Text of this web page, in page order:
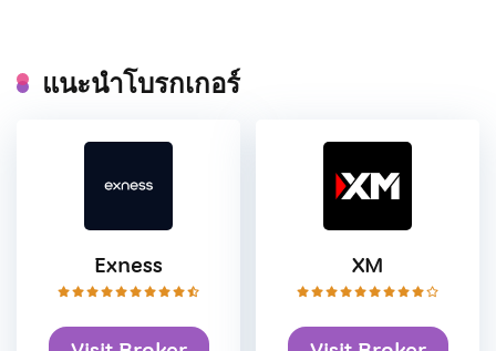
แนะนำโบรกเกอร์
Exness XM